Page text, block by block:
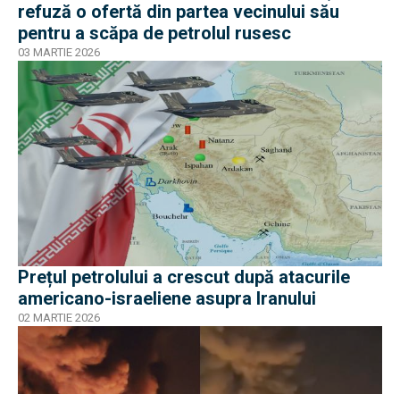
refuză o ofertă din partea vecinului său
pentru a scăpa de petrolul rusesc
03 MARTIE 2026
Prețul petrolului a crescut după atacurile
americano-israeliene asupra Iranului
02 MARTIE 2026